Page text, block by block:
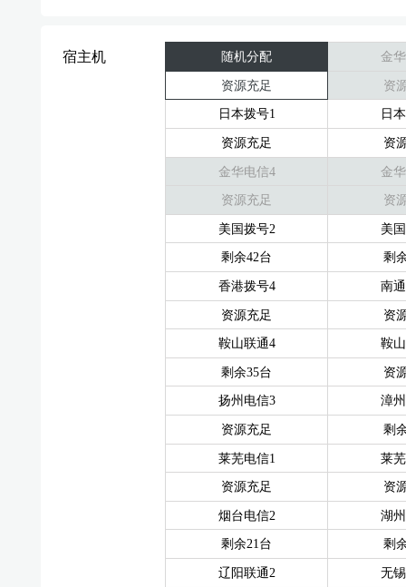
宿主机
随机分配
资源充足
金
资
日本拨号1
资源充足
日
资
金华电信4
资源充足
金
资
美国拨号2
剩余42台
美
剩
香港拨号4
资源充足
南
资
鞍山联通4
剩余35台
鞍
资
扬州电信3
资源充足
漳
剩
莱芜电信1
资源充足
莱
资
烟台电信2
剩余21台
湖
剩
辽阳联通2
无